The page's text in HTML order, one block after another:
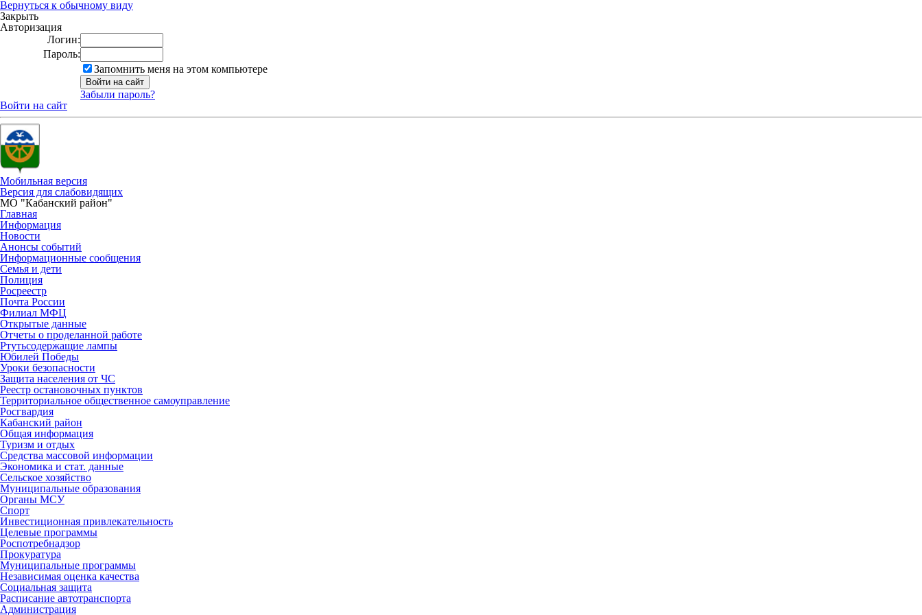
Вернуться к обычному виду
Закрыть
Авторизация
Логин:
Пароль:
Запомнить меня на этом компьютере
Забыли пароль?
Войти на сайт
Мобильная версия
Версия для слабовидящих
МО "Кабанский район"
Главная
Информация
Новости
Анонсы событий
Информационные сообщения
Семья и дети
Полиция
Росреестр
Почта России
Филиал МФЦ
Открытые данные
Отчеты о проделанной работе
Ртутьсодержащие лампы
Юбилей Победы
Уроки безопасности
Защита населения от ЧС
Реестр остановочных пунктов
Территориальное общественное самоуправление
Росгвардия
Кабанский район
Общая информация
Туризм и отдых
Средства массовой информации
Экономика и стат. данные
Сельское хозяйство
Муниципальные образования
Органы МСУ
Спорт
Инвестиционная привлекательность
Целевые программы
Роспотребнадзор
Прокуратура
Муниципальные программы
Независимая оценка качества
Социальная защита
Расписание автотранспорта
Администрация